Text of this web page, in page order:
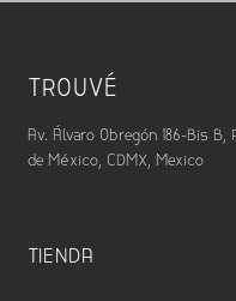
TROUVÉ
Av. Álvaro Obregón 186-Bis
de México, CDMX, Mexico
TIENDA